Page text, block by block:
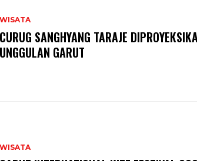
WISATA
CURUG SANGHYANG TARAJE
UNGGULAN GARUT
WISATA